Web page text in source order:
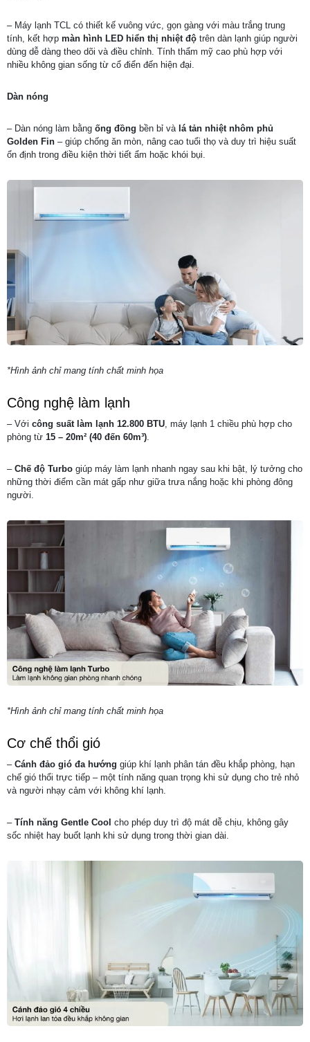
– Máy lạnh TCL có thiết kế vuông vức, gọn gàng với màu trắng trung
tính, kết hợp màn hình LED hiển thị nhiệt độ trên dàn lạnh giúp người
dùng dễ dàng theo dõi và điều chỉnh. Tính thẩm mỹ cao phù hợp với
nhiều không gian sống từ cổ điển đến hiện đại.
Dàn nóng
– Dàn nóng làm bằng ống đồng bền bỉ và lá tản nhiệt nhôm phủ
Golden Fin – giúp chống ăn mòn, nâng cao tuổi thọ và duy trì hiệu suất
ổn định trong điều kiện thời tiết ẩm hoặc khói bụi.
*Hình ảnh chỉ mang tính chất minh họa
Công nghệ làm lạnh
– Với công suất làm lạnh 12.800 BTU , máy lạnh 1 chiều phù hợp cho
phòng từ 15 – 20m² (40 đến 60m³)
– Chế độ Turbo giúp máy làm lạnh nhanh ngay sau khi bật, lý tưởng cho
những thời điểm cần mát gấp như giữa trưa nắng hoặc khi phòng đông
người.
*Hình ảnh chỉ mang tính chất minh họa
Cơ chế thổi gió
– Cánh đảo gió đa hướng giúp khí lạnh phân tán đều khắp phòng, hạn
chế gió thổi trực tiếp – một tính năng quan trọng khi sử dụng cho trẻ nhỏ
và người nhạy cảm với không khí lạnh.
– Tính năng Gentle Cool cho phép duy trì độ mát dễ chịu, không gây
sốc nhiệt hay buốt lạnh khi sử dụng trong thời gian dài.